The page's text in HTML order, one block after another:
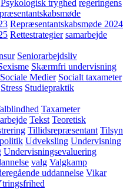
Psykologisk tryghed regeringens
Repræsentantskabsmøde 2024
Rettestrategier samarbejde
Seniorarbejdsliv
Skærmfri undervisning
Sociale Medier Socialt taxameter
Stress Studiepraktik
Taxameter
Tekst Teoretisk
Tillidsrepræsentant Tilsyn
Udveksling Undervisning
Undervisningsevaluering
valg Valgkamp
uddannelse Vikar